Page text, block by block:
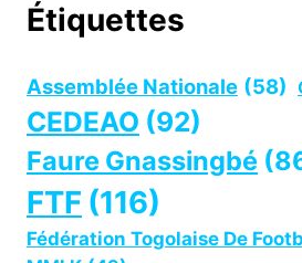
Étiquettes
Assemblée Nationale (58)
CEDEAO (92)
Faure Gnassingbé
FTF (116)
Fédération Togolaise De